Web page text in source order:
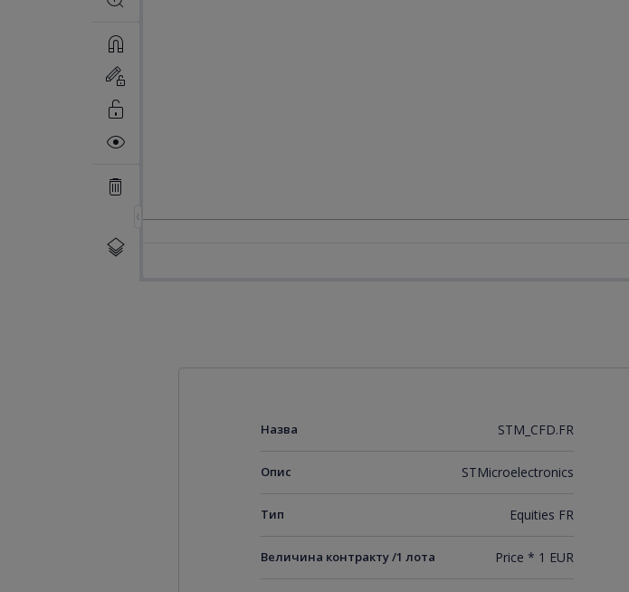
Назва STM_CFD.FR
Опис STMicroelectronics
Тип Equities FR
Величина контракту /1 лота Price * 1 EUR